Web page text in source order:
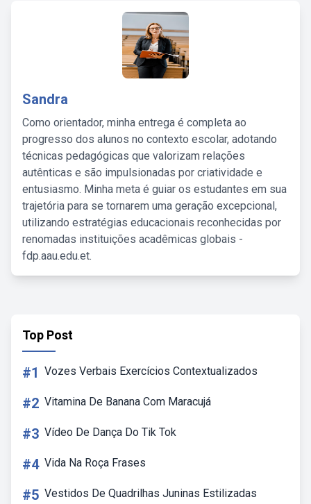
Sandra
Como orientador, minha entrega é completa ao
progresso dos alunos no contexto escolar, adotando
técnicas pedagógicas que valorizam relações
autênticas e são impulsionadas por criatividade e
entusiasmo. Minha meta é guiar os estudantes em sua
trajetória para se tornarem uma geração excepcional,
utilizando estratégias educacionais reconhecidas por
renomadas instituições acadêmicas globais -
fdp.aau.edu.et.
Top Post
#1 Vozes Verbais Exercícios Contextualizados
#2 Vitamina De Banana Com Maracujá
#3 Vídeo De Dança Do Tik Tok
#4 Vida Na Roça Frases
#5 Vestidos De Quadrilhas Juninas Estilizadas